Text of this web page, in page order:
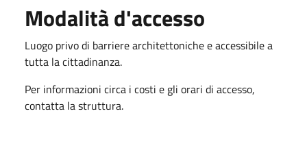
Modalità d'accesso
Luogo privo di barriere architettoniche e accessibile a
tutta la cittadinanza.
Per informazioni circa i costi e gli orari di accesso,
contatta la struttura.